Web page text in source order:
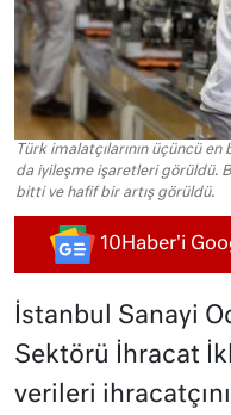
Türk imalatçılarının üçüncü
da iyileşme işaretleri görüldü.
bitti ve hafif bir artış görüldü.
10Haber'i
İstanbul Sanayi
Sektörü İhracat
verileri